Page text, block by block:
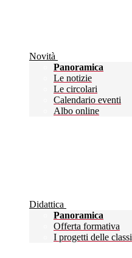
Novità
Panoramica
Le notizie
Le circolari
Calendario eventi
Albo online
Didattica
Panoramica
Offerta formativa
I progetti delle classi